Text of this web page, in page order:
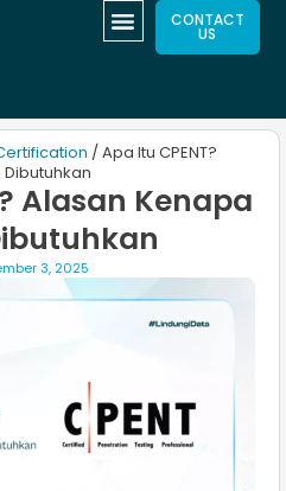
CONTACT
US
/ Apa Itu CPENT?
Alasan Kenapa
3, 2025